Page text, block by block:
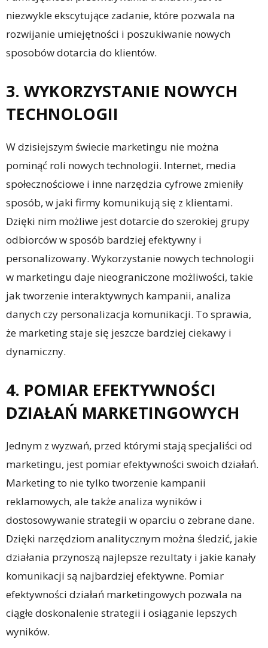
niezwykle ekscytujące zadanie, które pozwala na
rozwijanie umiejętności i poszukiwanie nowych
sposobów dotarcia do klientów.
3. WYKORZYSTANIE NOWYCH
TECHNOLOGII
W dzisiejszym świecie marketingu nie można
pominąć roli nowych technologii. Internet, media
społecznościowe i inne narzędzia cyfrowe zmieniły
sposób, w jaki firmy komunikują się z klientami.
Dzięki nim możliwe jest dotarcie do szerokiej grupy
odbiorców w sposób bardziej efektywny i
personalizowany. Wykorzystanie nowych technologii
w marketingu daje nieograniczone możliwości, takie
jak tworzenie interaktywnych kampanii, analiza
danych czy personalizacja komunikacji. To sprawia,
że marketing staje się jeszcze bardziej ciekawy i
dynamiczny.
4. POMIAR EFEKTYWNOŚCI
DZIAŁAŃ MARKETINGOWYCH
Jednym z wyzwań, przed którymi stają specjaliści od
marketingu, jest pomiar efektywności swoich działań.
Marketing to nie tylko tworzenie kampanii
reklamowych, ale także analiza wyników i
dostosowywanie strategii w oparciu o zebrane dane.
Dzięki narzędziom analitycznym można śledzić, jakie
działania przynoszą najlepsze rezultaty i jakie kanały
komunikacji są najbardziej efektywne. Pomiar
efektywności działań marketingowych pozwala na
ciągłe doskonalenie strategii i osiąganie lepszych
wyników.